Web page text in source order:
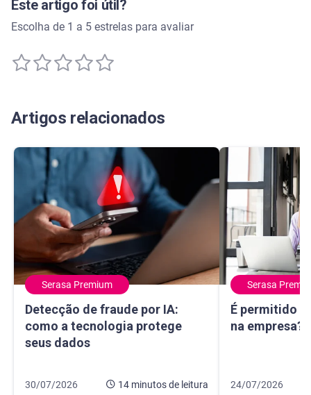
Este artigo foi útil?
Escolha de 1 a 5 estrelas para avaliar
Artigos relacionados
Serasa Premium
Detecção de fraude por IA:
como a tecnologia protege
seus dados
Detecção de fraude por IA: como a tecnologia protege
Data de publicação 30 de julho de 2026
30/07/2026 14 minutosde leitura
14 minutos de leitura
Serasa
É permitido
na empresa?
É permitido
Data de
24/07/2026
9 minutos de